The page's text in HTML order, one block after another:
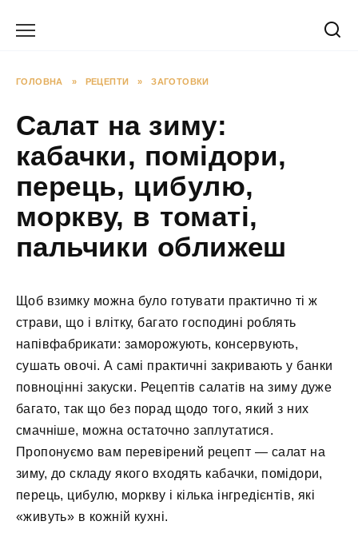
ГОЛОВНА » РЕЦЕПТИ » ЗАГОТОВКИ
Салат на зиму:
кабачки, помідори,
перець, цибулю,
моркву, в томаті,
пальчики оближеш
Щоб взимку можна було готувати практично ті ж
страви, що і влітку, багато господині роблять
напівфабрикати: заморожують, консервують,
сушать овочі. А самі практичні закривають у банки
повноцінні закуски. Рецептів салатів на зиму дуже
багато, так що без порад щодо того, який з них
смачніше, можна остаточно заплутатися.
Пропонуємо вам перевірений рецепт — салат на
зиму, до складу якого входять кабачки, помідори,
перець, цибулю, моркву і кілька інгредієнтів, які
«живуть» в кожній кухні.